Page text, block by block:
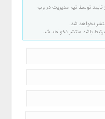
توسط تیم مدیریت در وب
نخواهد شد.
باشد منتشر نخواهد شد.